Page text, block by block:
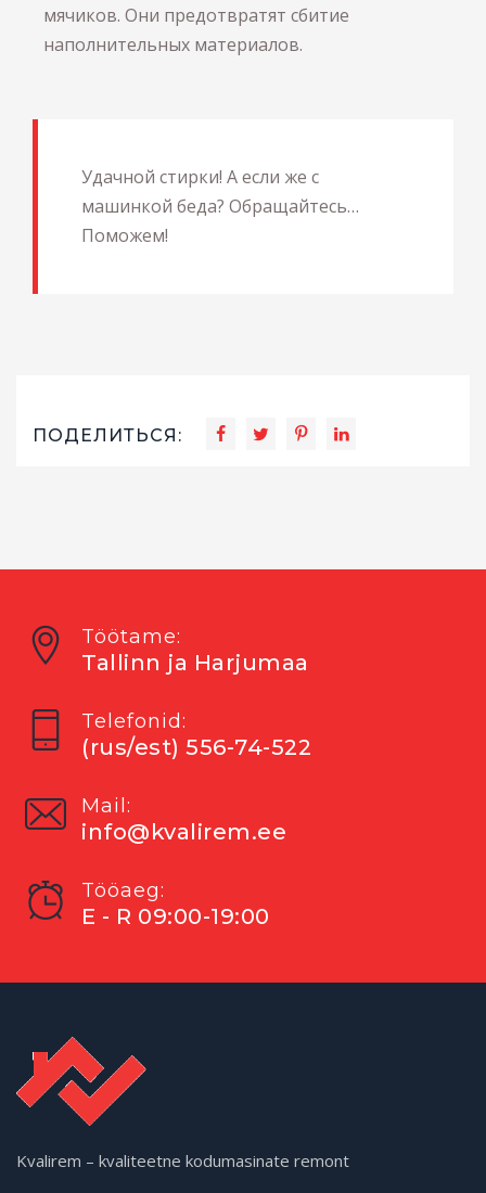
мячиков. Они предотвратят сбитие
наполнительных материалов.
Удачной стирки! А если же с
машинкой беда? Обращайтесь…
Поможем!
ПОДЕЛИТЬСЯ:
Töötame:
Tallinn ja Harjumaa
Telefonid:
(rus/est) 556-74-522
Mail:
info@kvalirem.ee
Tööaeg:
E - R 09:00-19:00
Kvalirem – kvaliteetne kodumasinate remont